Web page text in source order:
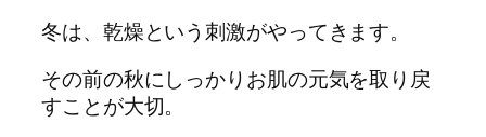
冬は、乾燥という刺激がやってきます。
その前の秋にしっかりお肌の元気を取り戻
すことが大切。